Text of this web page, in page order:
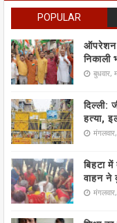
POPULAR
ऑपरेशन
निकाली
बुधवार,
दिल्ली:
हत्या,
बिहटा
वाहन ने